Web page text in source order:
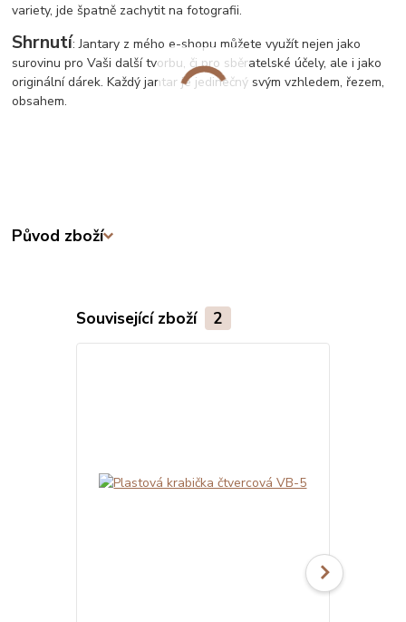
variety, jde špatně zachytit na fotografii.
Shrnutí: Jantary z mého e-shopu můžete využít nejen jako
surovinu pro Vaši další tvorbu, či pro sběratelské účely, ale i jako
originální dárek. Každý jantar je jedinečný svým vzhledem, řezem,
obsahem.
Původ zboží
Související zboží 2